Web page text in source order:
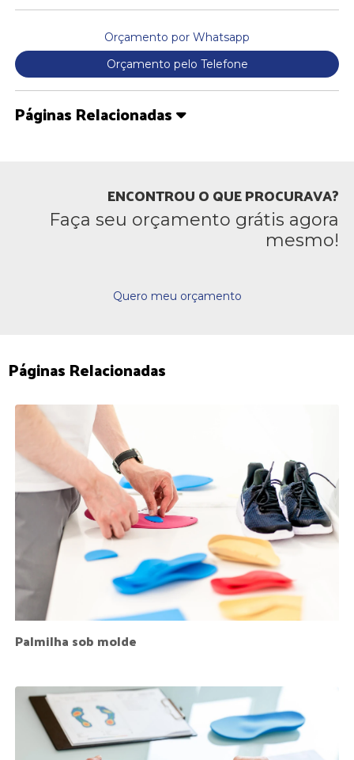
Orçamento por Whatsapp
Orçamento pelo Telefone
Páginas Relacionadas
ENCONTROU O QUE PROCURAVA?
Faça seu orçamento grátis agora
mesmo!
Quero meu orçamento
Páginas Relacionadas
Palmilha sob molde